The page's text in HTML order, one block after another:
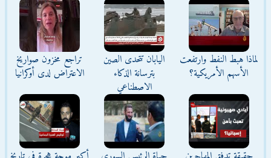
لماذا هبط النفط وارتفعت
الأسهم الأمريكية؟
اليابان تتحدى الصين
بترسانة الذكاء
الاصطناعي
تراجع مخزون صواريخ
الاعتراض لدى أوكرانيا